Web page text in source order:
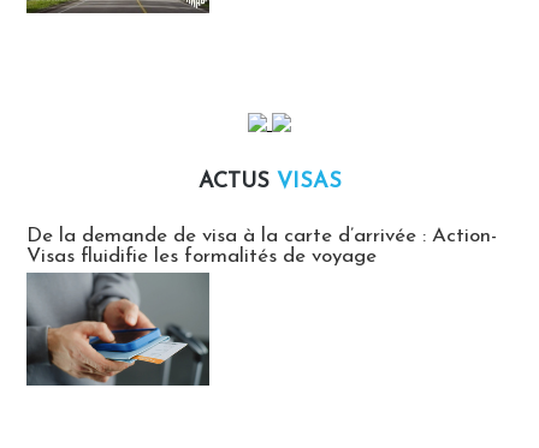
ACTUS VISAS
De la demande de visa à la carte d’arrivée : Action-
Visas fluidifie les formalités de voyage